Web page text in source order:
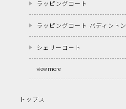
ラッピングコート
ラッピングコート パディントン
シェリーコート
view more
トップス